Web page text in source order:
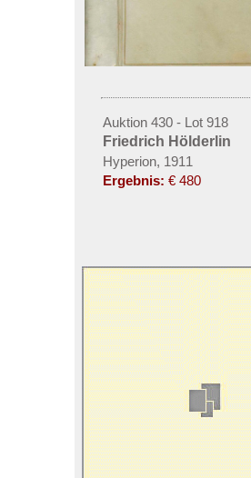
Auktion 430 - Lot 918
Friedrich Hölderlin
Hyperion, 1911
Ergebnis: € 480